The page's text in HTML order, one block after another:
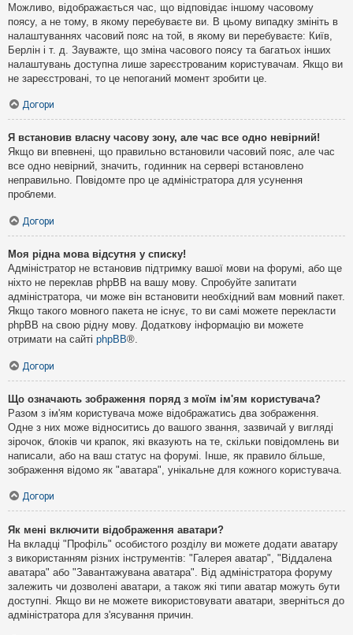
Можливо, відображається час, що відповідає іншому часовому
поясу, а не тому, в якому перебуваєте ви. В цьому випадку змініть в
налаштуваннях часовий пояс на той, в якому ви перебуваєте: Київ,
Берлін і т. д. Зауважте, що зміна часового поясу та багатьох інших
налаштувань доступна лише зареєстрованим користувачам. Якщо ви
не зареєстровані, то це непоганий момент зробити це.
Догори
Я встановив власну часову зону, але час все одно невірний!
Якщо ви впевнені, що правильно встановили часовий пояс, але час
все одно невірний, значить, годинник на сервері встановлено
неправильно. Повідомте про це адміністратора для усунення
проблеми.
Догори
Моя рідна мова відсутня у списку!
Адміністратор не встановив підтримку вашої мови на форумі, або ще
ніхто не переклав phpBB на вашу мову. Спробуйте запитати
адміністратора, чи може він встановити необхідний вам мовний пакет.
Якщо такого мовного пакета не існує, то ви самі можете перекласти
phpBB на свою рідну мову. Додаткову інформацію ви можете
отримати на сайті phpBB®.
Догори
Що означають зображення поряд з моїм ім'ям користувача?
Разом з ім'ям користувача може відображатись два зображення.
Одне з них може відноситись до вашого звання, зазвичай у вигляді
зірочок, блоків чи крапок, які вказують на те, скільки повідомлень ви
написали, або на ваш статус на форумі. Інше, як правило більше,
зображення відомо як "аватара", унікальне для кожного користувача.
Догори
Як мені включити відображення аватари?
На вкладці "Профіль" особистого розділу ви можете додати аватару
з використанням різних інструментів: "Галерея аватар", "Віддалена
аватара" або "Завантажувана аватара". Від адміністратора форуму
залежить чи дозволені аватари, а також які типи аватар можуть бути
доступні. Якщо ви не можете використовувати аватари, зверніться до
адміністратора для з'ясування причин.